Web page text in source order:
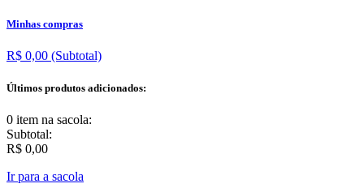
Minhas compras
R$ 0,00 (Subtotal)
Últimos produtos adicionados:
0 item na sacola:
Subtotal:
R$ 0,00
Ir para a sacola